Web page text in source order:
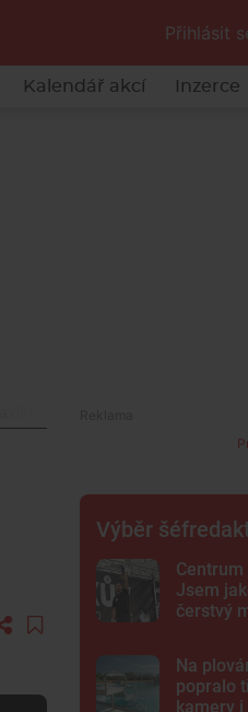
Přihlásit
Kalendář akcí Inzerce
Výběr
Jsem
čerstvý
Na
popralo
kamery i